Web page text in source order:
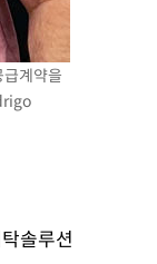
계약을
솔루션